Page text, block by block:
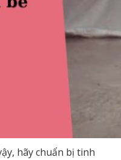
hãy chuẩn bị tinh